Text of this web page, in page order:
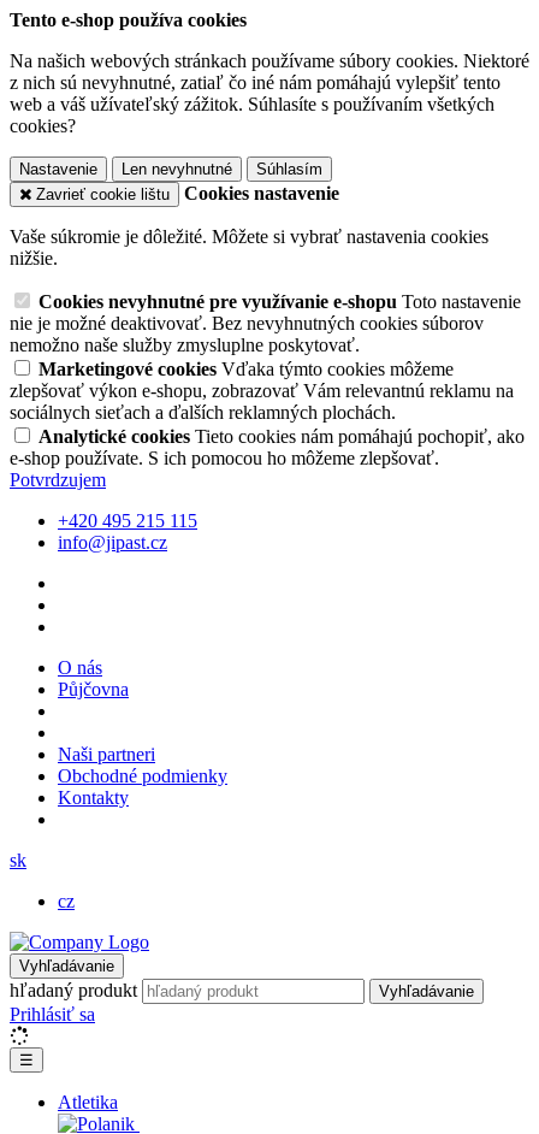
Tento e-shop používa cookies
Na našich webových stránkach používame súbory cookies. Niektoré
z nich sú nevyhnutné, zatiaľ čo iné nám pomáhajú vylepšiť tento
web a váš užívateľský zážitok. Súhlasíte s používaním všetkých
cookies?
Nastavenie Len nevyhnutné
Súhlasím
Zavrieť cookie lištu
Cookies nastavenie
Vaše súkromie je dôležité. Môžete si vybrať nastavenia cookies
nižšie.
Cookies nevyhnutné pre využívanie e-shopu Toto nastavenie
nie je možné deaktivovať. Bez nevyhnutných cookies súborov
nemožno naše služby zmysluplne poskytovať.
Marketingové cookies Vďaka týmto cookies môžeme
zlepšovať výkon e-shopu, zobrazovať Vám relevantnú reklamu na
sociálnych sieťach a ďalších reklamných plochách.
Analytické cookies Tieto cookies nám pomáhajú pochopiť, ako
e-shop používate. S ich pomocou ho môžeme zlepšovať.
Potvrdzujem
+420 495 215 115
info@jipast.cz
O nás
Půjčovna
Naši partneri
Obchodné podmienky
Kontakty
sk
cz
Vyhľadávanie
hľadaný produkt Vyhľadávanie
Prihlásiť sa
☰
Atletika